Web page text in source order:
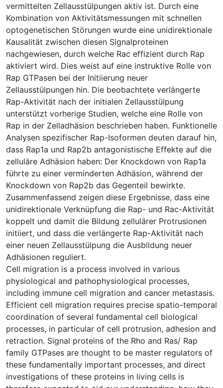
vermittelten Zellausstülpungen aktiv ist. Durch eine
Kombination von Aktivitätsmessungen mit schnellen
optogenetischen Störungen wurde eine unidirektionale
Kausalität zwischen diesen Signalproteinen
nachgewiesen, durch welche Rac effizient durch Rap
aktiviert wird. Dies weist auf eine instruktive Rolle von
Rap GTPasen bei der Initiierung neuer
Zellausstülpungen hin. Die beobachtete verlängerte
Rap-Aktivität nach der initialen Zellausstülpung
unterstützt vorherige Studien, welche eine Rolle von
Rap in der Zelladhäsion beschrieben haben. Funktionelle
Analysen spezifischer Rap-Isoformen deuten darauf hin,
dass Rap1a und Rap2b antagonistische Effekte auf die
zelluläre Adhäsion haben: Der Knockdown von Rap1a
führte zu einer verminderten Adhäsion, während der
Knockdown von Rap2b das Gegenteil bewirkte.
Zusammenfassend zeigen diese Ergebnisse, dass eine
unidirektionale Verknüpfung die Rap- und Rac-Aktivität
koppelt und damit die Bildung zellulärer Protrusionen
initiiert, und dass die verlängerte Rap-Aktivität nach
einer neuen Zellausstülpung die Ausbildung neuer
Adhäsionen reguliert.
Cell migration is a process involved in various
physiological and pathophysiological processes,
including immune cell migration and cancer metastasis.
Efficient cell migration requires precise spatio-temporal
coordination of several fundamental cell biological
processes, in particular of cell protrusion, adhesion and
retraction. Signal proteins of the Rho and Ras/ Rap
family GTPases are thought to be master regulators of
these fundamentally important processes, and direct
investigations of these proteins in living cells is